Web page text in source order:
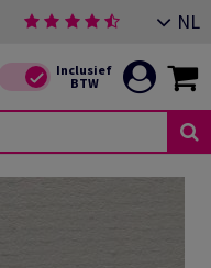
NL